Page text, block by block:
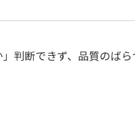
判断できず、品質のば